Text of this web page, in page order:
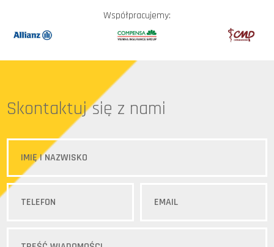
Współpracujemy:
Skontaktuj się z nami